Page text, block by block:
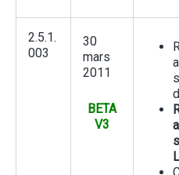
2.5.1.
003
30
mars
2011
BETA
V3